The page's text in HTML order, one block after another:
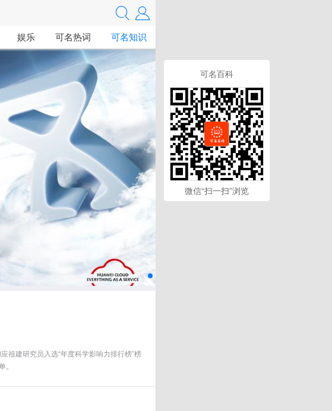
娱乐 可名热词 可名知识
祖建研究员入选“年度科学影响力排行榜”榜
可名百科
微信“扫一扫”浏览